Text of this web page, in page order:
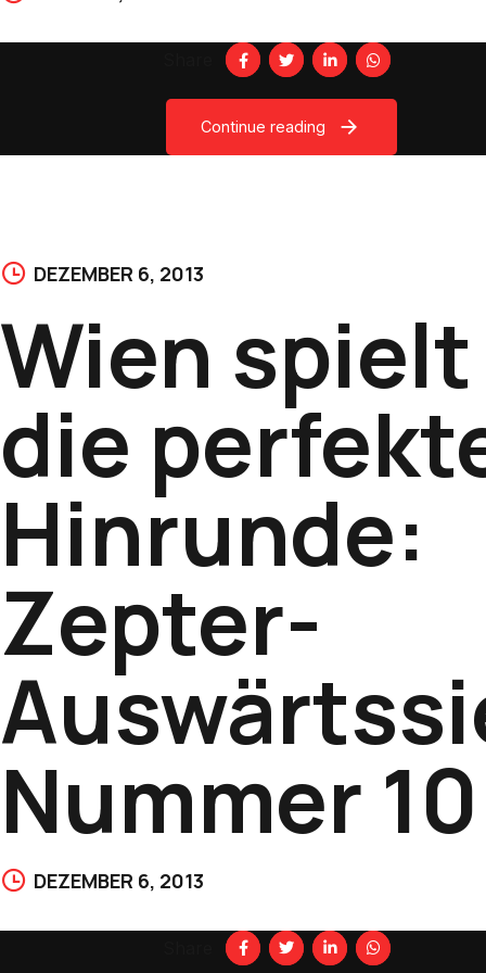
Continue reading
DEZEMBER 6, 2013
Wien spielt
die
Hinrunde:
Zepter-
Nummer 10
DEZEMBER 6, 2013